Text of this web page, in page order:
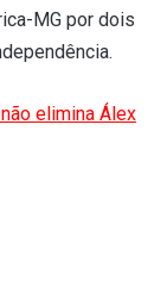
MG por dois
elimina Álex